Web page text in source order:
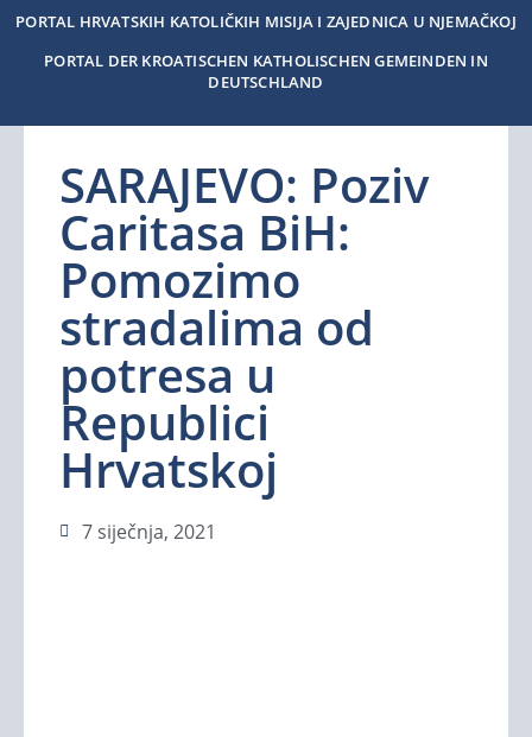
PORTAL HRVATSKIH KATOLIČKIH MISIJA I ZAJEDNICA U NJEMAČKOJ
PORTAL DER KROATISCHEN KATHOLISCHEN GEMEINDEN IN
DEUTSCHLAND
SARAJEVO: Poziv
Caritasa BiH:
Pomozimo
stradalima od
potresa u
Republici
Hrvatskoj
7 siječnja, 2021